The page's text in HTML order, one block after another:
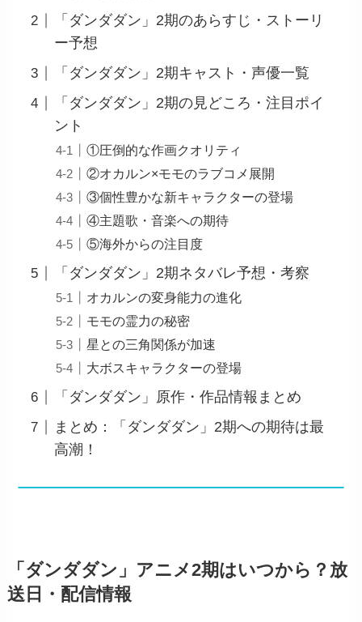
「ダンダダン」2期のあらすじ・ストーリ
ー予想
「ダンダダン」2期キャスト・声優一覧
「ダンダダン」2期の見どころ・注目ポイ
ント
①圧倒的な作画クオリティ
②オカルン×モモのラブコメ展開
③個性豊かな新キャラクターの登場
④主題歌・音楽への期待
⑤海外からの注目度
「ダンダダン」2期ネタバレ予想・考察
オカルンの変身能力の進化
モモの霊力の秘密
星との三角関係が加速
大ボスキャラクターの登場
「ダンダダン」原作・作品情報まとめ
まとめ：「ダンダダン」2期への期待は最
高潮！
「ダンダダン」アニメ2期はいつから？放
送日・配信情報